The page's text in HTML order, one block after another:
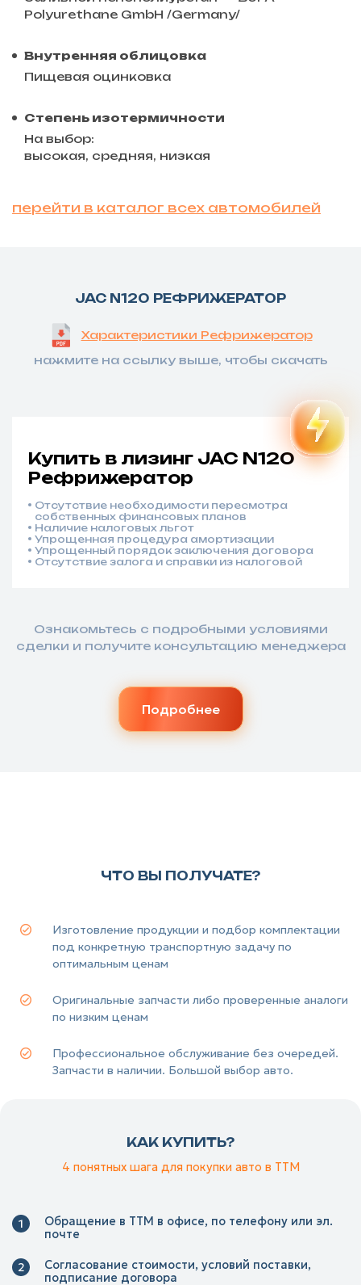
Polyurethane GmbH /Germany/
Внутренняя облицовка
Пищевая оцинковка
Степень изотермичности
На выбор:
высокая, средняя, низкая
перейти в каталог всех автомобилей
JAC N120 РЕФРИЖЕРАТОР
Характеристики Рефрижератор
нажмите на ссылку выше, чтобы скачать
Купить в лизинг JAC N120
Рефрижератор
Отсутствие необходимости пересмотра
собственных финансовых планов
Наличие налоговых льгот
Упрощенная процедура амортизации
Упрощенный порядок заключения договора
Отсутствие залога и справки из налоговой
Ознакомьтесь с подробными условиями
сделки и получите консультацию менеджера
Подробнее
ЧТО ВЫ ПОЛУЧАТЕ?
Изготовление продукции и подбор комплектации
под конкретную транспортную задачу по
оптимальным ценам
Оригинальные запчасти либо проверенные аналоги
по низким ценам
Профессиональное обслуживание без очередей.
Запчасти в наличии. Большой выбор авто.
КАК КУПИТЬ?
4 понятных шага для покупки авто в ТТМ
Обращение в ТТМ в офисе, по телефону или эл.
почте
Согласование стоимости, условий поставки,
подписание договора